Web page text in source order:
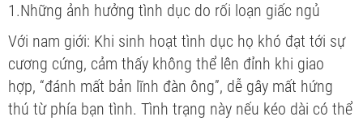
1.Những ảnh hưởng tình dục do rối loạn giấc ngủ
Với nam giới: Khi sinh hoạt tình dục họ khó đạt tới sự
cương cứng, cảm thấy không thể lên đỉnh khi giao
hợp, “đánh mất bản lĩnh đàn ông”, dễ gây mất hứng
thú từ phía bạn tình. Tình trạng này nếu kéo dài có thể